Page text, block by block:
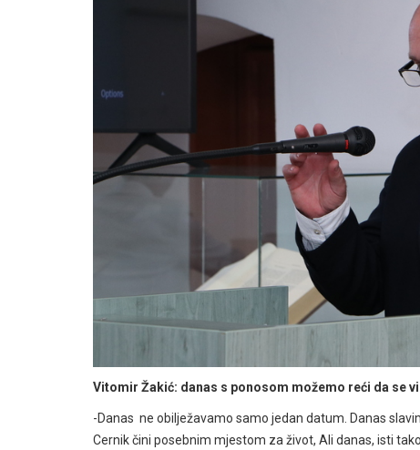
Vitomir Žakić: danas s ponosom možemo reći da se
-Danas ne obilježavamo samo jedan datum. Danas
Cernik čini posebnim mjestom za život, Ali danas, isti